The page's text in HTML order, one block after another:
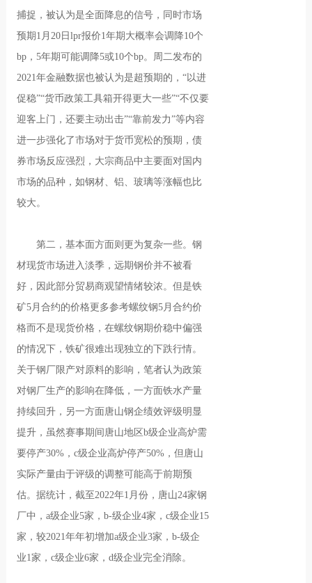
捕捉，被认为是全面降息的信号，同时市场
预期1月20日lpr报价1年期大概率会调降10个
bp，5年期可能调降5或10个bp。周二发布的
2021年金融数据也被认为是超预期的，“以进
促稳”“货币政策工具箱开得更大一些”“不仅要
迎客上门，还要主动出击”“靠前发力”等内容
进一步强化了市场对于货币宽松的预期，债
券市场反应强烈，大宗商品中主要面对国内
市场的品种，如钢材、铝、玻璃等涨幅也比
较大。
第二，基本面方面则更为复杂一些。钢
材现货市场进入淡季，远期钢价并不被看
好，因此部分贸易商观望情绪较浓。但是铁
矿5月合约的价格更多参考螺纹钢5月合约价
格而不是现货价格，在螺纹钢期价稳中偏强
的情况下，铁矿很难出现独立的下跌行情。
关于钢厂限产对原料的影响，笔者认为政策
对钢厂生产的影响在降低，一方面铁水产量
持续回升，另一方面唐山钢企绩效评级明显
提升，虽然赛事期间唐山地区b级企业高炉需
要停产30%，c级企业高炉停产50%，但唐山
实际产量由于评级的调整可能高于前期预
估。据统计，截至2022年1月份，唐山24家钢
厂中，a级企业5家，b-级企业4家，c级企业15
家，较2021年年初增加a级企业3家，b-级企
业1家，c级企业6家，d级企业完全消除。